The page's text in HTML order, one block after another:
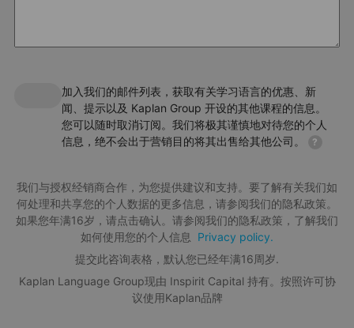
加入我们的邮件列表，获取有关学习语言的优惠、新
闻、提示以及 Kaplan Group 开设的其他课程的信息。
您可以随时取消订阅。我们将极其谨慎地对待您的个人
信息，绝不会出于营销目的将其出售给其他公司。
?
我们与授权经销商合作，为您提供建议和支持。要了解有关我们如
何处理和共享您的个人数据的更多信息，请参阅我们的隐私政策。
如果您年满16岁，请点击确认。请参阅我们的隐私政策，了解我们
如何使用您的个人信息 Privacy policy.
提交此咨询表格，默认您已经年满16周岁.
Kaplan Language Group现由 Inspirit Capital 持有。按照许可协
议使用Kaplan品牌